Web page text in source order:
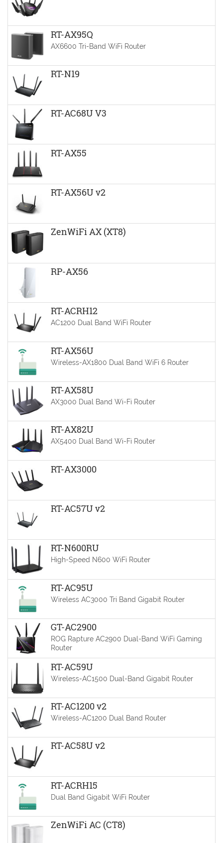
RT-AX95Q
AX6600 Tri-Band WiFi Router
RT-N19
RT-AC68U V3
RT-AX55
RT-AX56U v2
ZenWiFi AX (XT8)
RP-AX56
RT-ACRH12
AC1200 Dual Band WiFi Router
RT-AX56U
Wireless-AX1800 Dual Band WiFi 6 Router
RT-AX58U
AX3000 Dual Band Wi-Fi Router
RT-AX82U
AX5400 Dual Band Wi-Fi Router
RT-AX3000
RT-AC57U v2
RT-N600RU
High-Speed N600 WiFi Router
RT-AC95U
Wireless AC3000 Tri Band Gigabit Router
GT-AC2900
ROG Rapture AC2900 Dual-Band WiFi Gaming
Router
RT-AC59U
Wireless-AC1500 Dual-Band Gigabit Router
RT-AC1200 v2
Wireless-AC1200 Dual Band Router
RT-AC58U v2
RT-ACRH15
Dual Band Gigabit WiFi Router
ZenWiFi AC (CT8)